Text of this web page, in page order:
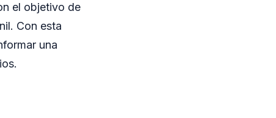
el objetivo de
Con esta
una